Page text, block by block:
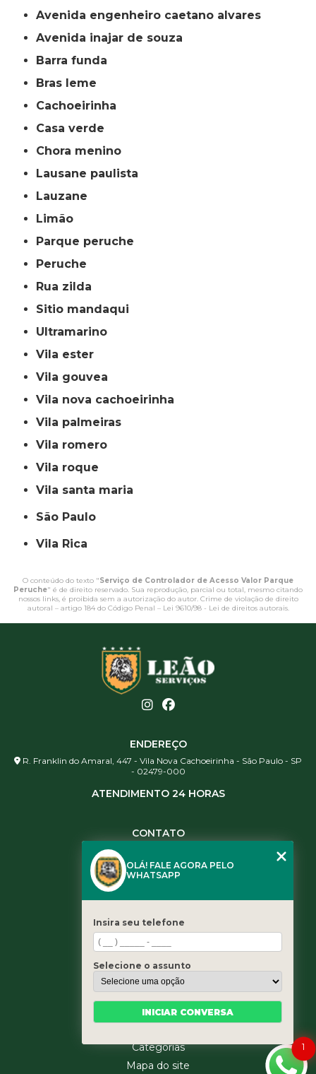
avenida engenheiro caetano alvares
avenida inajar de souza
barra funda
bras leme
cachoeirinha
casa verde
chora menino
lausane paulista
lauzane
limão
parque peruche
peruche
rua zilda
sitio mandaqui
ultramarino
vila ester
vila gouvea
vila nova cachoeirinha
vila palmeiras
vila romero
vila roque
vila santa maria
São Paulo
Vila Rica
O conteúdo do texto "Serviço de Controlador de Acesso Valor Parque
Peruche" é de direito reservado. Sua reprodução, parcial ou total, mesmo citando
nossos links, é proibida sem a autorização do autor. Crime de violação de direito
autoral – artigo 184 do Código Penal – Lei 9610/98 - Lei de direitos autorais.
ENDEREÇO
R. Franklin do Amaral, 447 - Vila Nova Cachoeirinha - São Paulo - SP
- 02479-000
ATENDIMENTO 24 HORAS
CONTATO
(11) 3461-5871
contato@leaoservicos.com.br
Home
Quem somos
Serviços
Blog
Categorias
Mapa do site
1
OLÁ! FALE AGORA PELO
WHATSAPP
Insira seu telefone
Selecione o assunto
INICIAR CONVERSA